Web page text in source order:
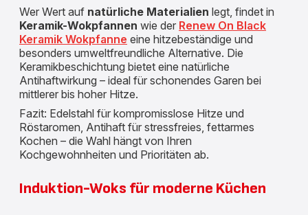
Wer Wert auf natürliche Materialien legt, findet in
Keramik-Wokpfannen wie der Renew On Black
Keramik Wokpfanne eine hitzebeständige und
besonders umweltfreundliche Alternative. Die
Keramikbeschichtung bietet eine natürliche
Antihaftwirkung – ideal für schonendes Garen bei
mittlerer bis hoher Hitze.
Fazit: Edelstahl für kompromisslose Hitze und
Röstaromen, Antihaft für stressfreies, fettarmes
Kochen – die Wahl hängt von Ihren
Kochgewohnheiten und Prioritäten ab.
Induktion-Woks für moderne Küchen